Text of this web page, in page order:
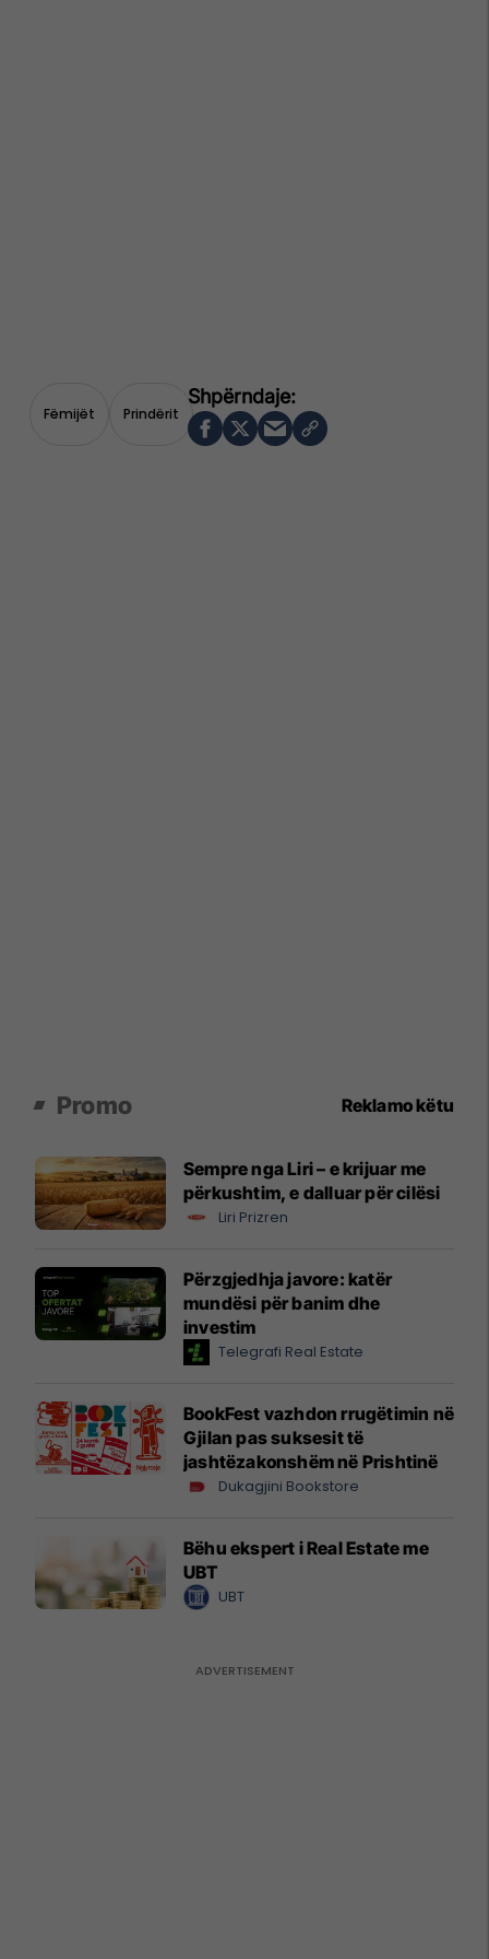
Fëmijët Prindërit
Promo Reklamo këtu
Sempre nga Liri – e krijuar me
përkushtim, e dalluar për cilësi
Liri Prizren
Përzgjedhja javore: katër
mundësi për banim dhe
investim
Telegrafi Real Estate
BookFest vazhdon rrugëtimin në
Gjilan pas suksesit të
jashtëzakonshëm në Prishtinë
Dukagjini Bookstore
Bëhu ekspert i Real Estate me
UBT
UBT